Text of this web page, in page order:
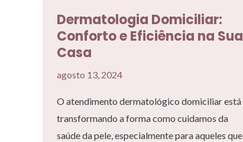
Dermatologia Domiciliar:
Conforto e Eficiência na Sua
Casa
agosto 13, 2024
O atendimento dermatológico domiciliar está
transformando a forma como cuidamos da
saúde da pele, especialmente para aqueles que